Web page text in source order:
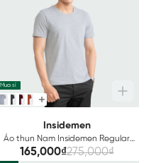
Mua sỉ
Insidemen
Áo thun Nam Insidemen Regular
Fit ITSR10
165,000₫275,000₫